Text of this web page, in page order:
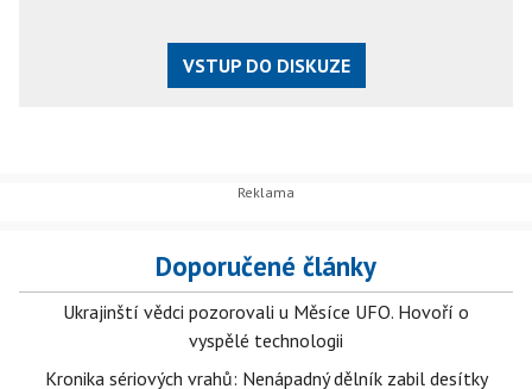
VSTUP DO DISKUZE
Doporučené články
Ukrajinští vědci pozorovali u Měsíce UFO. Hovoří o
vyspělé technologii
Kronika sériových vrahů: Nenápadný dělník zabil desítky